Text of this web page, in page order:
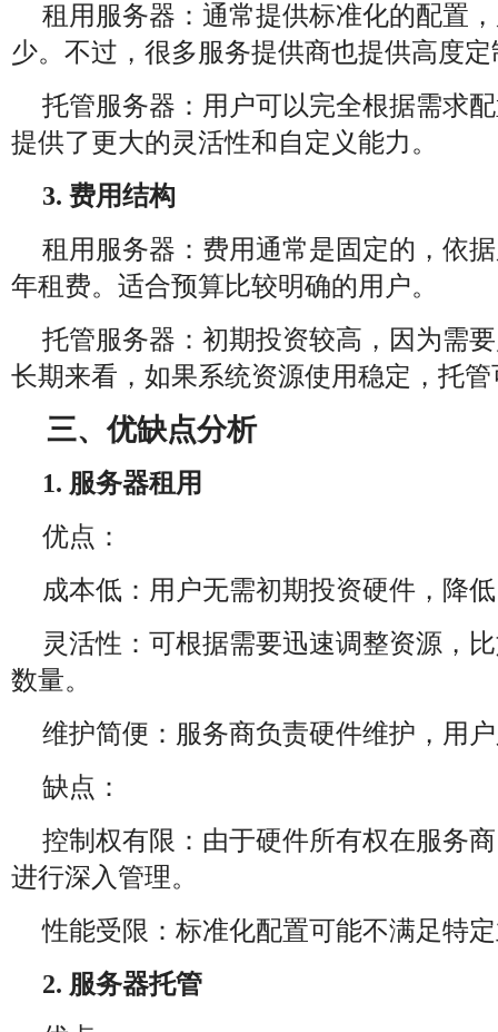
租用服务器：通常提供标准化的配置
少。不过，很多服务提供商也提供高度
托管服务器：用户可以完全根据需求
提供了更大的灵活性和自定义能力。
3. 费用结构
租用服务器：费用通常是固定的，依
年租费。适合预算比较明确的用户。
托管服务器：初期投资较高，因为需
长期来看，如果系统资源使用稳定，托
三、优缺点分析
1. 服务器租用
优点：
成本低：用户无需初期投资硬件，降
灵活性：可根据需要迅速调整资源，
数量。
维护简便：服务商负责硬件维护，用
缺点：
控制权有限：由于硬件所有权在服务
进行深入管理。
性能受限：标准化配置可能不满足特
2. 服务器托管